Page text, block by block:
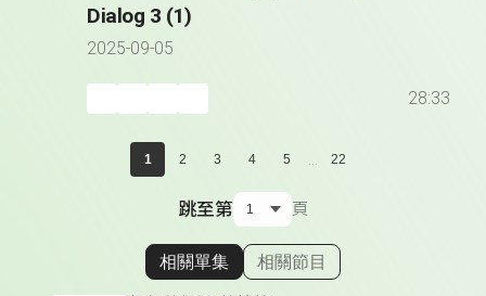
Dialog 3 (1)
2025-09-05
28:33
1 2 3 4 5 ... 22
跳至第 頁
顯示相關單集
相關單集 相關節目